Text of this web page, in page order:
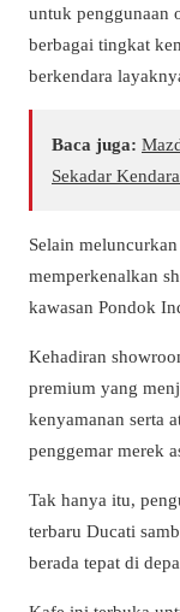
untuk penggunaan
berbagai tingkat
berkendara
Baca juga:
Sekadar
Selain
memperkenalkan
kawasan Pondok
Kehadiran
premium yang
kenyamanan serta
penggemar merek
Tak hanya itu,
terbaru Ducati
berada tepat di